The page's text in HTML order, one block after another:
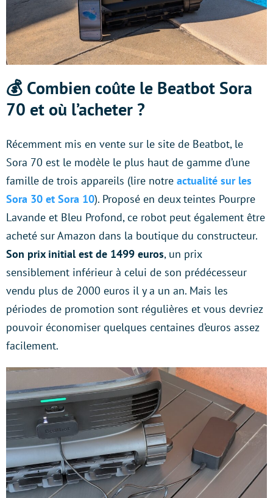
💰 Combien coûte le Beatbot Sora
70 et où l’acheter ?
Récemment mis en vente sur le site de Beatbot, le
Sora 70 est le modèle le plus haut de gamme d’une
famille de trois appareils (lire notre actualité sur les
Sora 30 et Sora 10). Proposé en deux teintes Pourpre
Lavande et Bleu Profond, ce robot peut également être
acheté sur Amazon dans la boutique du constructeur.
Son prix initial est de 1499 euros, un prix
sensiblement inférieur à celui de son prédécesseur
vendu plus de 2000 euros il y a un an. Mais les
périodes de promotion sont régulières et vous devriez
pouvoir économiser quelques centaines d’euros assez
facilement.